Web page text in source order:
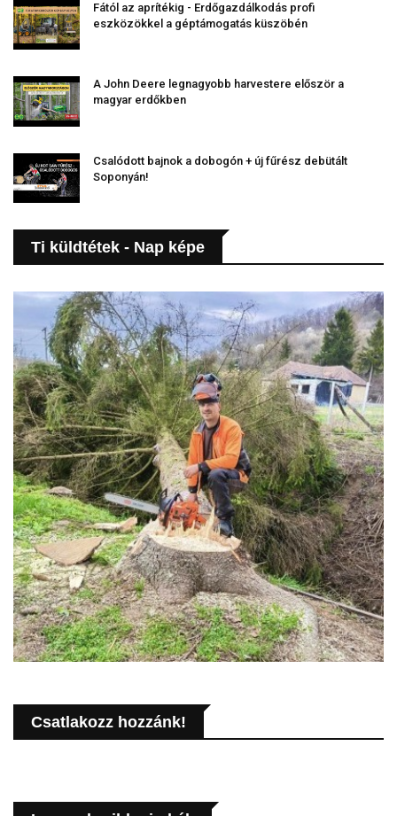
Fától az aprítékig - Erdőgazdálkodás profi
eszközökkel a géptámogatás küszöbén
A John Deere legnagyobb harvestere először a
magyar erdőkben
Csalódott bajnok a dobogón + új fűrész debütált
Soponyán!
Ti küldtétek - Nap képe
Csatlakozz hozzánk!